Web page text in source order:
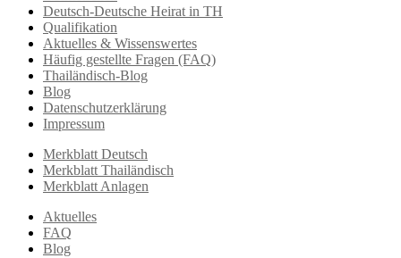
Deutsch-Deutsche Heirat in TH
Qualifikation
Aktuelles & Wissenswertes
Häufig gestellte Fragen (FAQ)
Thailändisch-Blog
Blog
Datenschutzerklärung
Impressum
Merkblatt Deutsch
Merkblatt Thailändisch
Merkblatt Anlagen
Aktuelles
FAQ
Blog